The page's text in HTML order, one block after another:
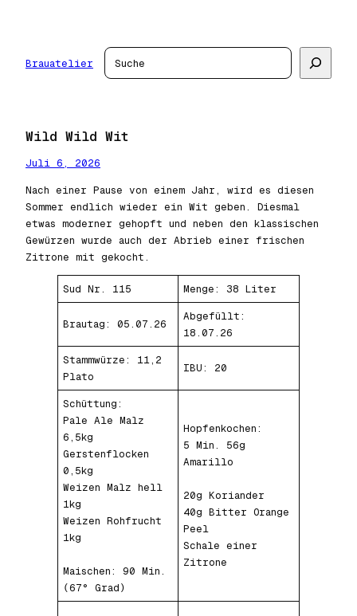
Brauatelier
Suchen
Wild Wild Wit
Juli 6, 2026
Nach einer Pause von einem Jahr, wird es diesen
Sommer endlich wieder ein Wit geben. Diesmal
etwas moderner gehopft und neben den klassischen
Gewürzen wurde auch der Abrieb einer frischen
Zitrone mit gekocht.
Sud Nr. 115 Menge: 38 Liter
Brautag: 05.07.26
Abgefüllt:
18.07.26
Stammwürze: 11,2
Plato
IBU: 20
Schüttung:
Pale Ale Malz
6,5kg
Gerstenflocken
0,5kg
Weizen Malz hell
1kg
Weizen Rohfrucht
1kg
Maischen: 90 Min.
(67° Grad)
Hopfenkochen:
5 Min. 56g
Amarillo
20g Koriander
40g Bitter Orange
Peel
Schale einer
Zitrone